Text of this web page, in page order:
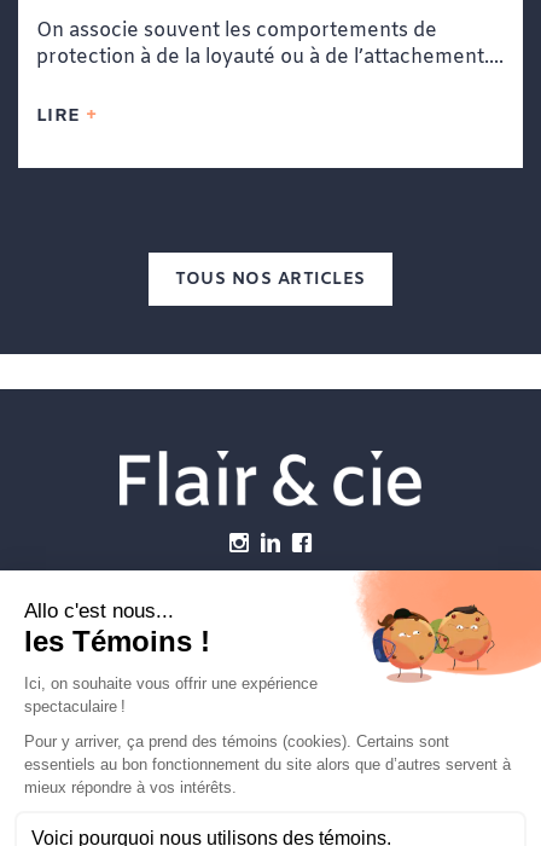
On associe souvent les comportements de
protection à de la loyauté ou à de l’attachement....
LIRE
TOUS NOS ARTICLES
Établissements vétérinaires
Carrière
Contactez-nous